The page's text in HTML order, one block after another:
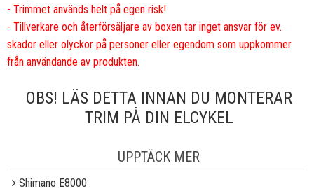
- Trimmet används helt på egen risk!
- Tillverkare och återförsäljare av boxen tar inget ansvar för ev.
skador eller olyckor på personer eller egendom som uppkommer
från användande av produkten.
OBS! LÄS DETTA INNAN DU MONTERAR
TRIM PÅ DIN ELCYKEL
UPPTÄCK MER
Shimano E8000